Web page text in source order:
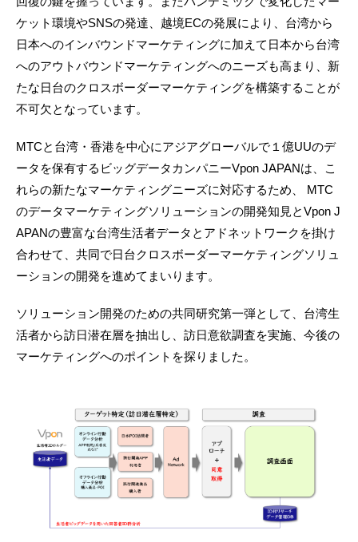
ケット環境やSNSの発達、越境ECの発展により、台湾から
日本へのインバウンドマーケティングに加えて日本から台湾
へのアウトバウンドマーケティングへのニーズも高まり、新
たな日台のクロスボーダーマーケティングを構築することが
不可欠となっています。
MTCと台湾・香港を中心にアジアグローバルで１億UUのデ
ータを保有するビッグデータカンパニーVpon JAPANは、こ
れらの新たなマーケティングニーズに対応するため、 MTC
のデータマーケティングソリューションの開発知見とVpon J
APANの豊富な台湾生活者データとアドネットワークを掛け
合わせて、共同で日台クロスボーダーマーケティングソリュ
ーションの開発を進めてまいります。
ソリューション開発のための共同研究第一弾として、台湾生
活者から訪日潜在層を抽出し、訪日意欲調査を実施、今後の
マーケティングへのポイントを探りました。